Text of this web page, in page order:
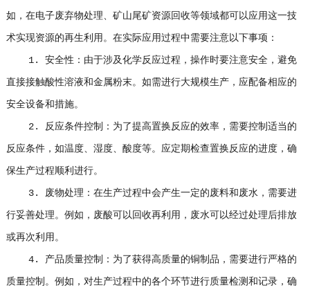
如，在电子废弃物处理、矿山尾矿资源回收等领域都可以应用这一技
术实现资源的再生利用。在实际应用过程中需要注意以下事项：
1. 安全性：由于涉及化学反应过程，操作时要注意安全，避免
直接接触酸性溶液和金属粉末。如需进行大规模生产，应配备相应的
安全设备和措施。
2. 反应条件控制：为了提高置换反应的效率，需要控制适当的
反应条件，如温度、湿度、酸度等。应定期检查置换反应的进度，确
保生产过程顺利进行。
3. 废物处理：在生产过程中会产生一定的废料和废水，需要进
行妥善处理。例如，废酸可以回收再利用，废水可以经过处理后排放
或再次利用。
4. 产品质量控制：为了获得高质量的铜制品，需要进行严格的
质量控制。例如，对生产过程中的各个环节进行质量检测和记录，确